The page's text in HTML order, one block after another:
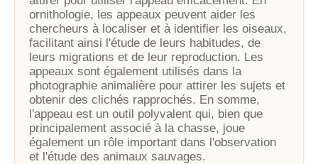
ornithologie, les appeaux peuvent aider les
chercheurs à localiser et à identifier les oiseaux,
facilitant ainsi l'étude de leurs habitudes, de
leurs migrations et de leur reproduction. Les
appeaux sont également utilisés dans la
photographie animalière pour attirer les sujets et
obtenir des clichés rapprochés. En somme,
l'appeau est un outil polyvalent qui, bien que
principalement associé à la chasse, joue
également un rôle important dans l'observation
et l'étude des animaux sauvages.